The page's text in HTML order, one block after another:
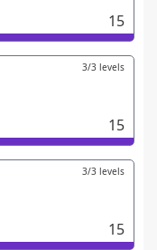
15
3/3 levels
15
3/3 levels
15